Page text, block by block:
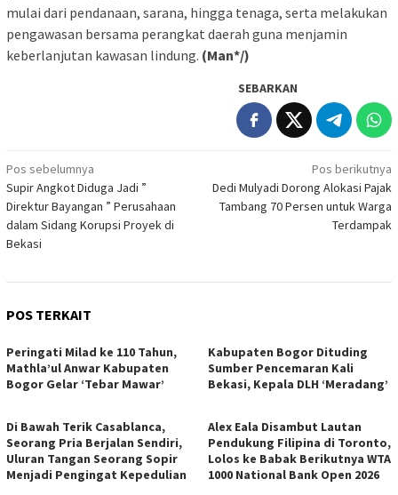
mulai dari pendanaan, sarana, hingga tenaga, serta melakukan
pengawasan bersama perangkat daerah guna menjamin
keberlanjutan kawasan lindung. (Man*/)
SEBARKAN
Navigasi
pos
Pos sebelumnya
Supir Angkot Diduga Jadi ”
Direktur Bayangan ” Perusahaan
dalam Sidang Korupsi Proyek di
Bekasi
Pos berikutnya
Dedi Mulyadi Dorong Alokasi Pajak
Tambang 70 Persen untuk Warga
Terdampak
POS TERKAIT
Peringati Milad ke 110 Tahun,
Mathla’ul Anwar Kabupaten
Bogor Gelar ‘Tebar Mawar’
Kabupaten Bogor Dituding
Sumber Pencemaran Kali
Bekasi, Kepala DLH ‘Meradang’
Di Bawah Terik Casablanca,
Seorang Pria Berjalan Sendiri,
Uluran Tangan Seorang Sopir
Menjadi Pengingat Kepedulian
Alex Eala Disambut Lautan
Pendukung Filipina di Toronto,
Lolos ke Babak Berikutnya WTA
1000 National Bank Open 2026